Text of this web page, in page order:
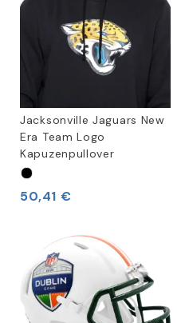
Jacksonville Jaguars New
Era Team Logo
Kapuzenpullover
50,41 €